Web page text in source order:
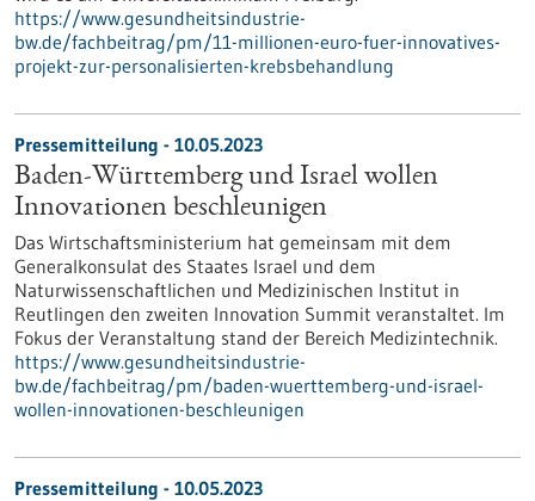
https://www.gesundheitsindustrie-
bw.de/fachbeitrag/pm/11-millionen-euro-fuer-innovatives-
projekt-zur-personalisierten-krebsbehandlung
Pressemitteilung - 10.05.2023
Baden-Württemberg und Israel wollen
Innovationen beschleunigen
Das Wirtschaftsministerium hat gemeinsam mit dem
Generalkonsulat des Staates Israel und dem
Naturwissenschaftlichen und Medizinischen Institut in
Reutlingen den zweiten Innovation Summit veranstaltet. Im
Fokus der Veranstaltung stand der Bereich Medizintechnik.
https://www.gesundheitsindustrie-
bw.de/fachbeitrag/pm/baden-wuerttemberg-und-israel-
wollen-innovationen-beschleunigen
Pressemitteilung - 10.05.2023